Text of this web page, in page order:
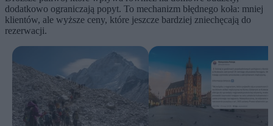
dodatkowo ograniczają popyt. To mechanizm błędnego koła: mniej
klientów, ale wyższe ceny, które jeszcze bardziej zniechęcają do
rezerwacji.